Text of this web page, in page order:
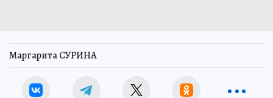
Маргарита СУРИНА